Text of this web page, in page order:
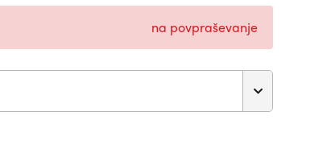
na povpraševanje